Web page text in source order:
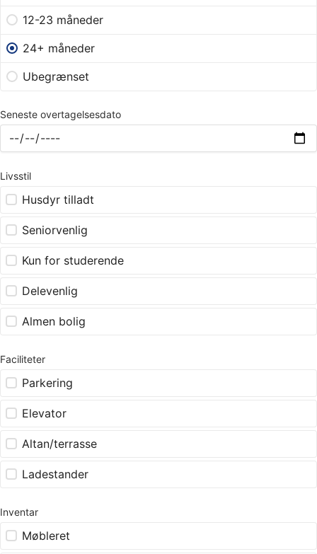
12-23 måneder
24+ måneder
Ubegrænset
Seneste overtagelsesdato
Livsstil
Husdyr tilladt
Seniorvenlig
Kun for studerende
Delevenlig
Almen bolig
Faciliteter
Parkering
Elevator
Altan/terrasse
Ladestander
Inventar
Møbleret